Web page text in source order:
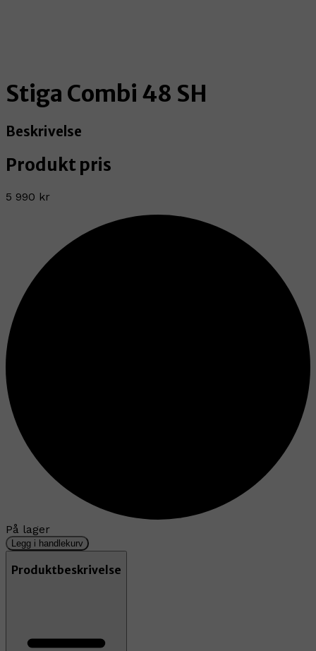
Stiga Combi 48 SH
Beskrivelse
Produkt pris
5 990 kr
På lager
Legg i handlekurv
Produktbeskrivelse